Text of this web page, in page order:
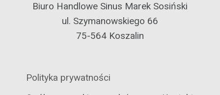
Biuro Handlowe Sinus Marek Sosiński
ul. Szymanowskiego 66
75-564 Koszalin
Polityka prywatności